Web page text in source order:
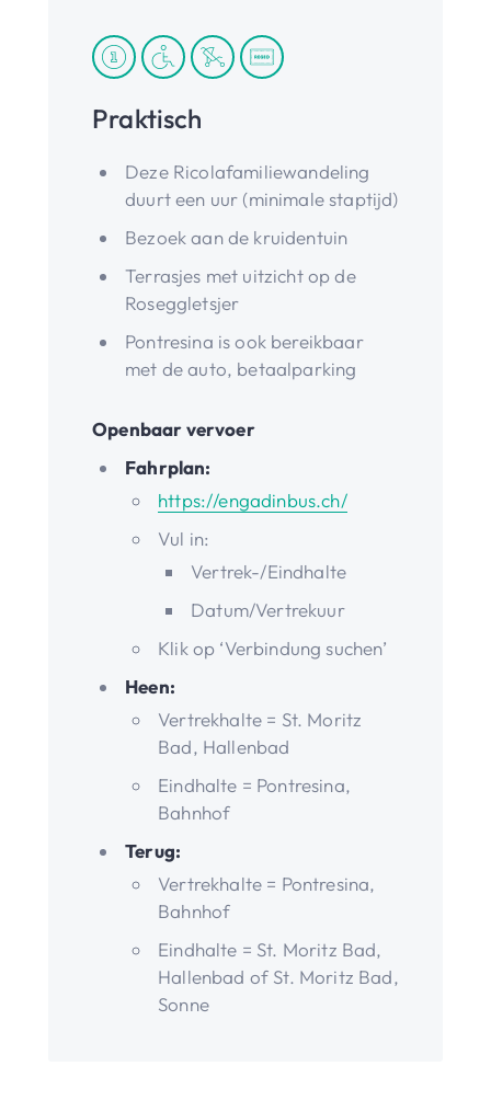
Praktisch
Deze Ricolafamiliewandeling
duurt een uur (minimale staptijd)
Bezoek aan de kruidentuin
Terrasjes met uitzicht op de
Roseggletsjer
Pontresina is ook bereikbaar
met de auto, betaalparking
Openbaar vervoer
Fahrplan:
https://engadinbus.ch/
Vul in:
Vertrek-/Eindhalte
Datum/Vertrekuur
Klik op ‘Verbindung suchen’
Heen:
Vertrekhalte = St. Moritz
Bad, Hallenbad
Eindhalte = Pontresina,
Bahnhof
Terug:
Vertrekhalte = Pontresina,
Bahnhof
Eindhalte = St. Moritz Bad,
Hallenbad of St. Moritz Bad,
Sonne